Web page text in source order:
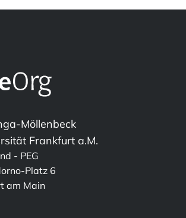
Möllenbeck
Frankfurt a.M.
- PEG
Platz 6
am Main